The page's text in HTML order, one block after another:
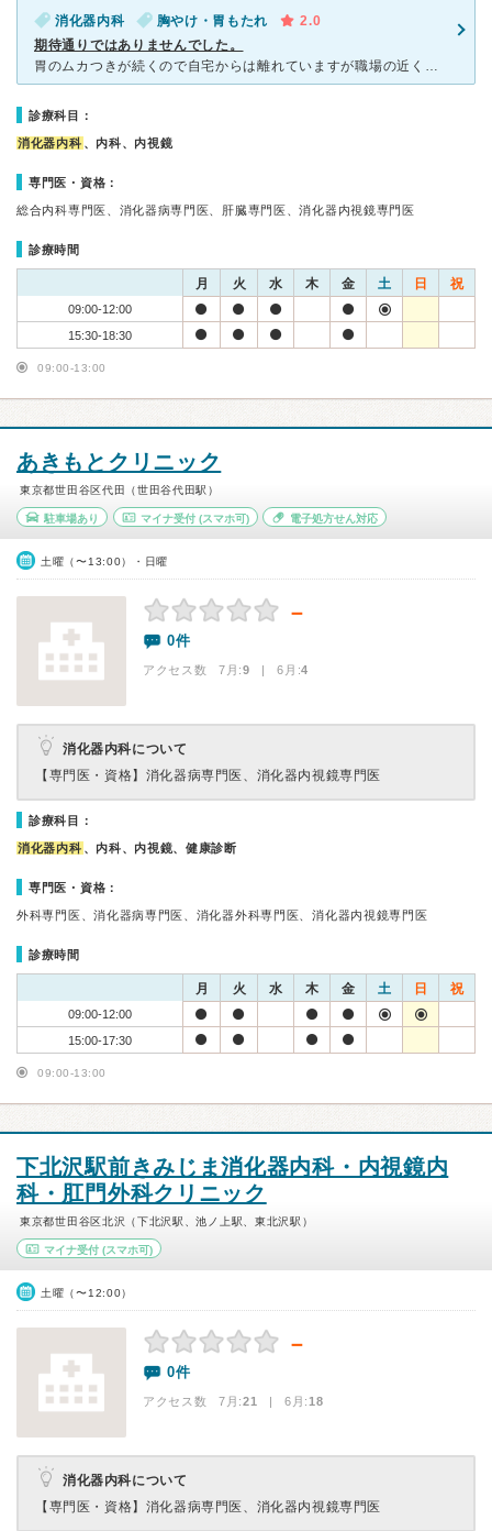
消化器内科 胸やけ・胃もたれ
2.0
期待通りではありませんでした。
胃のムカつきが続くので自宅からは離れていますが職場の近くだったので受診しました。 診察では話をよく聞いてくれましたが、内視鏡クリニックだったので、何となく内視鏡をしましょう。という流れでした。検査を
診療科目：
消化器内科 、内科、内視鏡
専門医・資格：
総合内科専門医、消化器病専門医、肝臓専門医、消化器内視鏡専門医
診療時間
月 火 水 木 金 土 日 祝
09:00-12:00
15:30-18:30
09:00-13:00
あきもとクリニック
東京都世田谷区代田（世田谷代田駅）
駐車場あり マイナ受付(スマホ可) 電子処方せん対応
土曜（〜13:00）・日曜
－
0件
アクセス数 7月:9 | 6月:4
消化器内科について
【専門医・資格】 消化器病専門医、消化器内視鏡専門医
診療科目：
消化器内科 、内科、内視鏡、健康診断
専門医・資格：
外科専門医、消化器病専門医、消化器外科専門医、消化器内視鏡専門医
診療時間
月 火 水 木 金 土 日 祝
09:00-12:00
15:00-17:30
09:00-13:00
下北沢駅前きみじま消化器内科・内視鏡内
科・肛門外科クリニック
東京都世田谷区北沢（下北沢駅、池ノ上駅、東北沢駅）
マイナ受付 (スマホ可)
土曜（〜12:00）
－
0件
アクセス数 7月:21 | 6月:18
消化器内科について
【専門医・資格】 消化器病専門医、消化器内視鏡専門医